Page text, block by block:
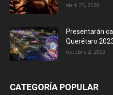
abril 23, 2020
Presentarán
Querétaro
octubre 2, 2023
CATEGORÍA POPULAR